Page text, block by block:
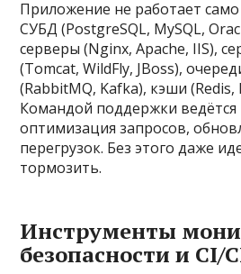
Приложение не работает
СУБД (PostgreSQL, MySQL,
серверы (Nginx, Apache, IIS),
(Tomcat, WildFly, JBoss),
(RabbitMQ, Kafka), кэши (Redis,
Командой поддержки ведётся
оптимизация запросов,
перегрузок. Без этого даже
тормозить.
Инструменты
безопасности и CI/